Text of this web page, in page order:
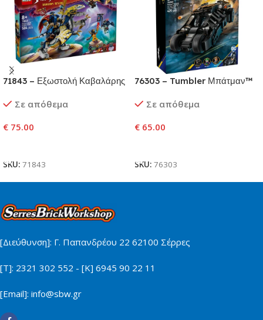
71843 – Εξωστολή Καβαλάρης
Σε απόθεμα
€ 75.00
SKU: 71843
76303 – Tumbler Μπάτμαν™
Τζόκερ™
Σε απόθεμα
€ 65.00
SKU: 76303
[Διεύθυνση]: Γ. Παπανδρέου 22 62100 Σέρρες
[Τ]: 2321 302 552 - [Κ] 6945 90 22 11
[Email]: info@sbw.gr